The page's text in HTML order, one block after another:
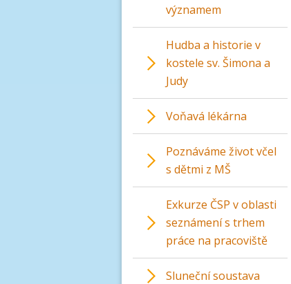
významem
Hudba a historie v
kostele sv. Šimona a
Judy
Voňavá lékárna
Poznáváme život včel
s dětmi z MŠ
Exkurze ČSP v oblasti
seznámení s trhem
práce na pracoviště
Sluneční soustava